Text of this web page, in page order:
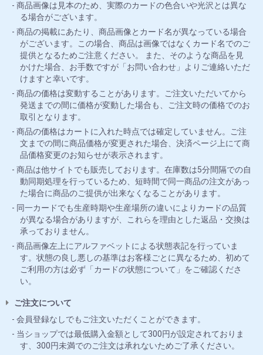
商品画像は見本のため、実際のカードの色合いや光沢とは異な
る場合がございます。
商品の掲載にあたり、商品画像とカード名が異なっている場合
がございます。この場合、商品は画像ではなくカード名でのご
提供となるためご注意ください。 また、そのような商品を見
かけた場合、お手数ですが「お問い合わせ」よりご連絡いただ
けますと幸いです。
商品の価格は変動することがあります。ご注文いただいてから
発送までの間に価格が変動した場合も、ご注文時の価格でのお
取引となります。
商品の価格はカートに入れた時点では確定していません。ご注
文までの間に商品価格が変更された場合、決済ページ上にて商
品価格変更のお知らせが表示されます。
商品は他サイトでも販売しております。在庫数は5分間隔での自
動同期処理を行っているため、短時間で同一商品の注文があっ
た場合に商品のご提供が出来なくなることがあります。
同一カードでも生産時期や生産場所の違いによりカードの品質
が異なる場合がありますが、これらを理由とした返品・交換は
承っておりません。
商品画像左上にアルファベットによる状態表記を行っていま
す。状態の良し悪しの基準はお客様ごとに異なるため、初めて
ご利用の方は必ず「カードの状態について」をご確認くださ
い。
ご注文について
会員登録なしでもご注文いただくことができます。
当ショップでは最低購入金額として300円が設定されておりま
す、300円未満でのご注文は承れないためご了承ください。